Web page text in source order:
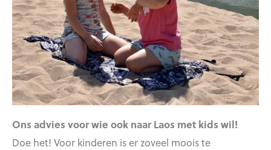
Ons advies voor wie ook naar Laos met kids wil!
Doe het! Voor kinderen is er zoveel moois te